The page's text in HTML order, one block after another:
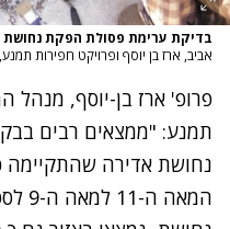
בדיקת ערימת פסולת הפקת
אביב, ארז בן יוסף ופרויקט חפירות
פרופ' ארז בן-יוסף, מנהל
תמנע: "ממצאים רבים